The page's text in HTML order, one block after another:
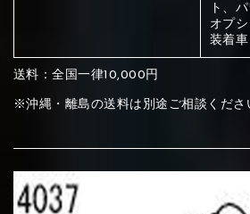
④Brown
⑦Blue ⑧Orange
②Gray
①Beige ②Gray
刺繍は下記21種類からご選択くださ
刺繍は下記21種類からご選択くださ
①Black ②Gray
ト、
オプ
装着車
送料：全国一律10,000円
※沖縄・離島の送料は別途ご相談くださ